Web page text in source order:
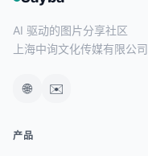
AI 驱动的图片分享社区
上海中询文化传媒有限公司
🌐 ✉️
产品